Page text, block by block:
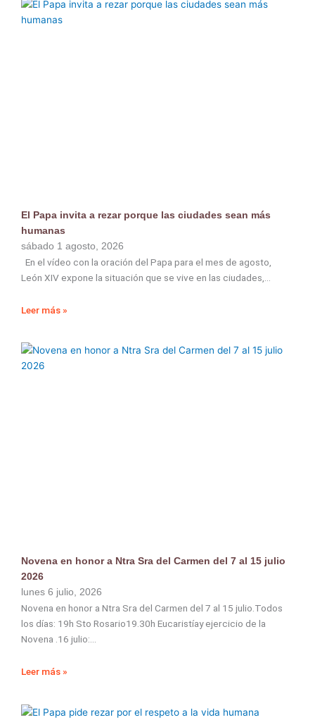
El Papa invita a rezar porque las ciudades sean más
humanas
sábado 1 agosto, 2026
En el vídeo con la oración del Papa para el mes de agosto,
León XIV expone la situación que se vive en las ciudades,
Leer más »
Novena en honor a Ntra Sra del Carmen del 7 al 15 julio
2026
lunes 6 julio, 2026
Novena en honor a Ntra Sra del Carmen del 7 al 15 julio.Todos
los días: 19h Sto Rosario19.30h Eucaristíay ejercicio de la
Novena .16 julio:
Leer más »